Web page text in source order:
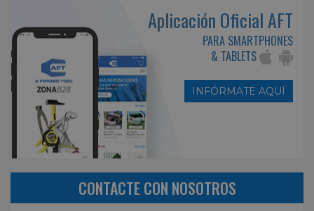
Aplicación Oficial AFT
PARA SMARTPHONES
& TABLETS
INFÓRMATE AQUÍ
CONTACTE CON NOSOTROS